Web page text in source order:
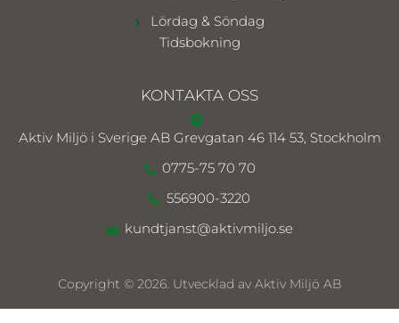
Lördag & Söndag
Tidsbokning
KONTAKTA OSS
Aktiv Miljö i Sverige AB Grevgatan 46 114 53, Stockholm
0775-75 70 70
556900-3220
kundtjanst@aktivmiljo.se
Copyright © 2026. Utvecklad av Aktiv Miljö AB